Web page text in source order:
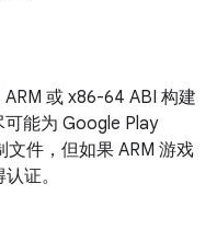
或 x86-64 ABI 构建
能为 Google Play
件，但如果 ARM 游戏
证。